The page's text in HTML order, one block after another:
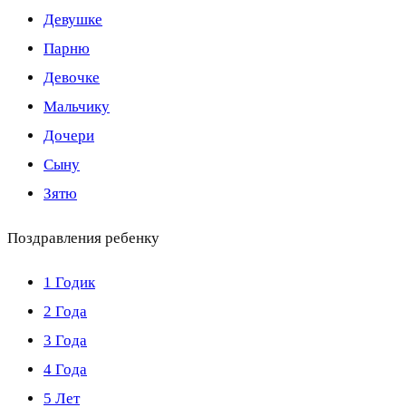
Девушке
Парню
Девочке
Мальчику
Дочери
Сыну
Зятю
Поздравления ребенку
1 Годик
2 Года
3 Года
4 Года
5 Лет